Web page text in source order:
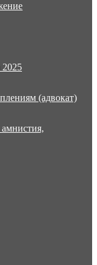
2025
(адвокат)